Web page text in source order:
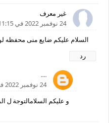
غير معرف
24 نوفمبر 2022 في 11:15 ص
السلام عليكم ضايع منى محفظه لونها بنى
رد
....
24 نوفمبر 2022 في 11:55 ص
و عليكم السلامالتوجة ل